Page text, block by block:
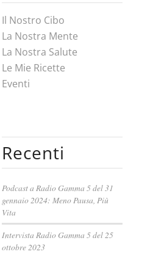
Il Nostro Cibo
La Nostra Mente
La Nostra Salute
Le Mie Ricette
Eventi
Recenti
Podcast a Radio Gamma 5 del 31
gennaio 2024: Meno Pausa, Più
Vita
Intervista Radio Gamma 5 del 25
ottobre 2023